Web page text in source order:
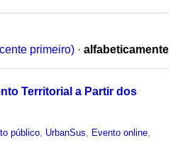
primeiro) · alfabeticamente
Territorial a Partir dos
público UrbanSus Evento online